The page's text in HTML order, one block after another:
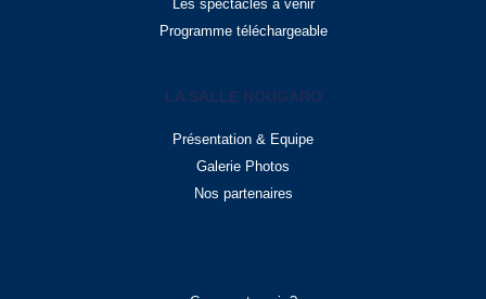
Les spectacles à venir
Programme téléchargeable
LA SALLE NOUGARO
Présentation & Equipe
Galerie Photos
Nos partenaires